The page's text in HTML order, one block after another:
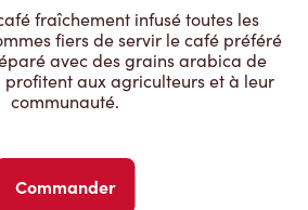
fraîchement infusé toutes les
fiers de servir le café préféré
avec des grains arabica de
profitent aux agriculteurs et à leur
communauté.
Commander